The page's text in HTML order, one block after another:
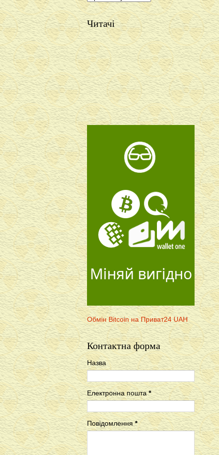
Читачі
Міняй вигідно
Обмін Bitcoin на Приват24 UAH
Контактна форма
Назва
Електронна пошта*
Повідомлення*